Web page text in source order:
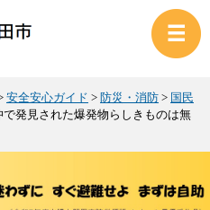
安全安心ガイド > 防災・消防 > 国民
で発見された爆発物らしきものは無